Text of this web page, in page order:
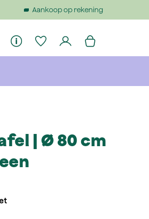
Aankoop op rekening
| Ø 80 cm